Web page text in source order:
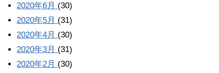
2020年6月 (30)
2020年5月 (31)
2020年4月 (30)
2020年3月 (31)
2020年2月 (30)